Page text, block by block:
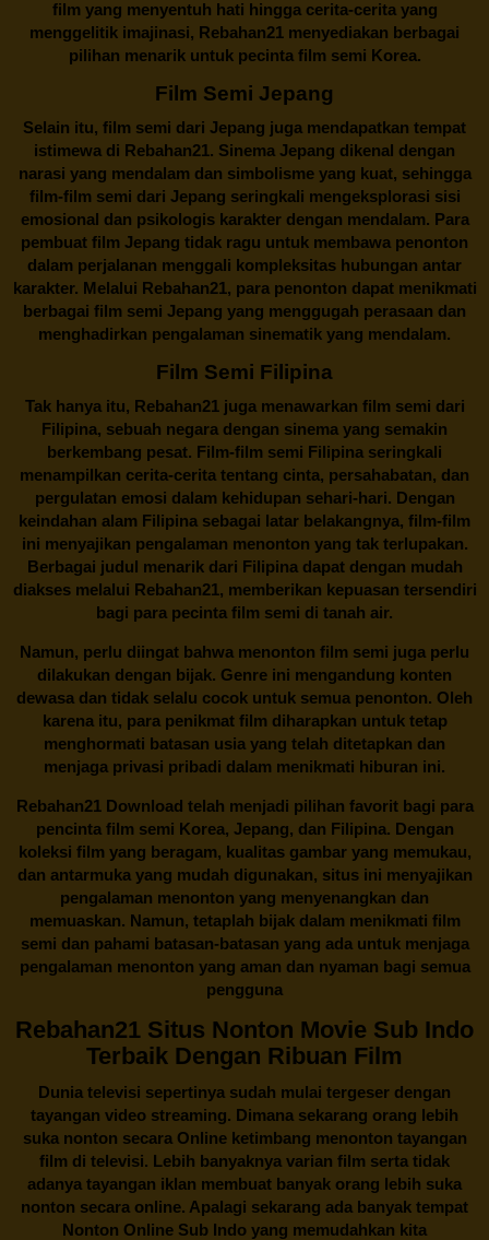
film yang menyentuh hati hingga cerita-cerita yang
menggelitik imajinasi, Rebahan21 menyediakan berbagai
pilihan menarik untuk pecinta film semi Korea.
Film Semi Jepang
Selain itu, film semi dari Jepang juga mendapatkan tempat
istimewa di Rebahan21. Sinema Jepang dikenal dengan
narasi yang mendalam dan simbolisme yang kuat, sehingga
film-film semi dari Jepang seringkali mengeksplorasi sisi
emosional dan psikologis karakter dengan mendalam. Para
pembuat film Jepang tidak ragu untuk membawa penonton
dalam perjalanan menggali kompleksitas hubungan antar
karakter. Melalui Rebahan21, para penonton dapat menikmati
berbagai film semi Jepang yang menggugah perasaan dan
menghadirkan pengalaman sinematik yang mendalam.
Film Semi Filipina
Tak hanya itu, Rebahan21juga menawarkan film semi dari
Filipina, sebuah negara dengan sinema yang semakin
berkembang pesat. Film-film semi Filipina seringkali
menampilkan cerita-cerita tentang cinta, persahabatan, dan
pergulatan emosi dalam kehidupan sehari-hari. Dengan
keindahan alam Filipina sebagai latar belakangnya, film-film
ini menyajikan pengalaman menonton yang tak terlupakan.
Berbagai judul menarik dari Filipina dapat dengan mudah
diakses melalui Rebahan21, memberikan kepuasan tersendiri
bagi para pecinta film semi di tanah air.
Namun, perlu diingat bahwa menonton film semi juga perlu
dilakukan dengan bijak. Genre ini mengandung konten
dewasa dan tidak selalu cocok untuk semua penonton. Oleh
karena itu, para penikmat film diharapkan untuk tetap
menghormati batasan usia yang telah ditetapkan dan
menjaga privasi pribadi dalam menikmati hiburan ini.
Rebahan21Download telah menjadi pilihan favorit bagi para
pencinta film semi Korea, Jepang, dan Filipina. Dengan
koleksi film yang beragam, kualitas gambar yang memukau,
dan antarmuka yang mudah digunakan, situs ini menyajikan
pengalaman menonton yang menyenangkan dan
memuaskan. Namun, tetaplah bijak dalam menikmati film
semi dan pahami batasan-batasan yang ada untuk menjaga
pengalaman menonton yang aman dan nyaman bagi semua
pengguna
Rebahan21 Situs Nonton Movie Sub Indo
Terbaik Dengan Ribuan Film
Dunia televisi sepertinya sudah mulai tergeser dengan
tayangan video streaming. Dimana sekarang orang lebih
suka nonton secara Online ketimbang menonton tayangan
film di televisi. Lebih banyaknya varian film serta tidak
adanya tayangan iklan membuat banyak orang lebih suka
nonton secara online. Apalagi sekarang ada banyak tempat
Nonton Online Sub Indo yang memudahkan kita